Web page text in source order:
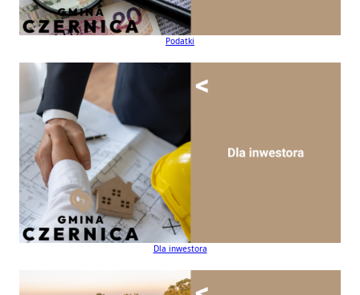
Podatki
Dla inwestora